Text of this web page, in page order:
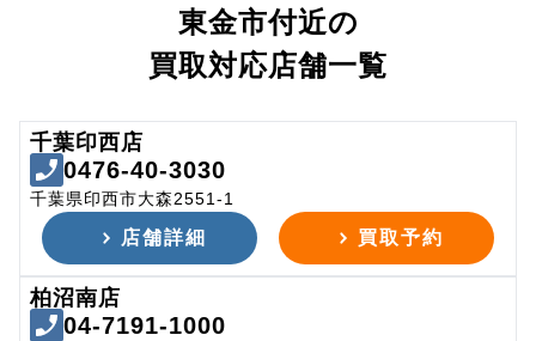
東金市付近の
買取対応店舗一覧
千葉印西店
0476-40-3030
千葉県印西市大森2551-1
店舗詳細 買取予約
柏沼南店
04-7191-1000